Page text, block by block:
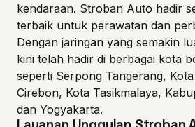
kendaraan. Stroban Auto hadir
terbaik untuk perawatan dan
Dengan jaringan yang semakin
kini telah hadir di berbagai kota
seperti Serpong Tangerang,
Cirebon, Kota Tasikmalaya,
dan Yogyakarta.